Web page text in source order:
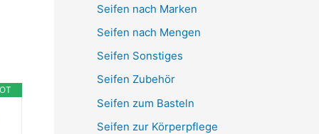
Seifen nach Marken
Seifen nach Mengen
Seifen Sonstiges
Seifen Zubehör
Seifen zum Basteln
Seifen zur Körperpflege